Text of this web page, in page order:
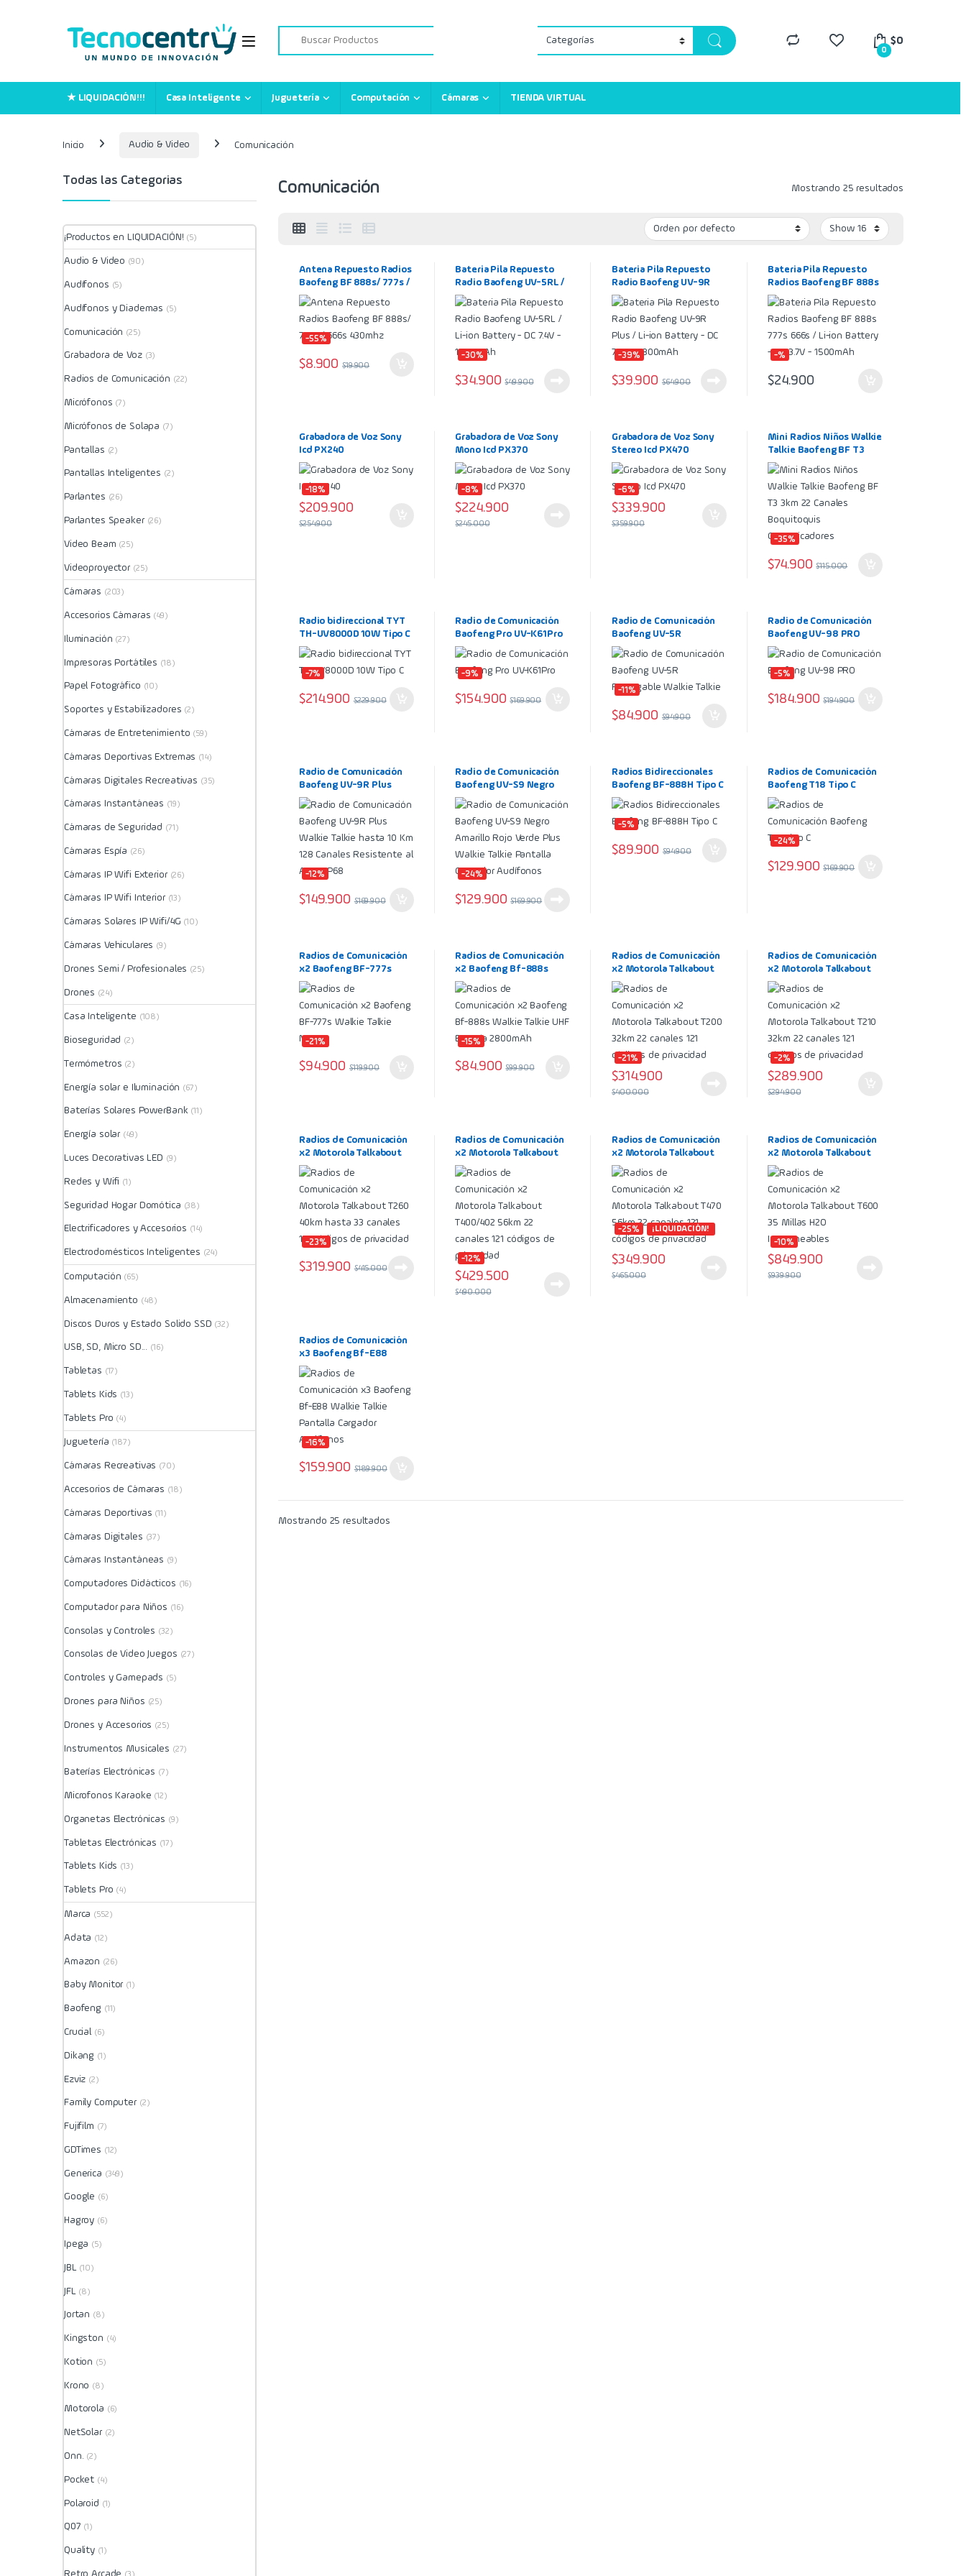
0
$0
★ LIQUIDACIÓN!!! Casa Inteligente Juguetería Computación Cámaras TIENDA VIRTUAL
Inicio Audio & Video Comunicación
Comunicación Mostrando 25 resultados
Antena Repuesto Radios
Baofeng BF 888s/ 777s /
666s 430mhz
-55%
$8.900 $19.900
Bateria Pila Repuesto
Radio Baofeng UV-5RL /
Li-ion Battery – DC 7.4V –
1800mAh
-30%
$34.900 $49.900
Bateria Pila Repuesto
Radio Baofeng UV-9R
Plus / Li-ion Battery – DC
7.4V – 2800mAh
-39%
$39.900 $64.900
Bateria Pila Repuesto
Radios Baofeng BF 888s
777s 666s / Li-ion
Battery – DC 3.7V –
1500mAh
-%
$24.900
Grabadora de Voz Sony
Icd PX240
-18%
$209.900
$254.900
Grabadora de Voz Sony
Mono Icd PX370
-8%
$224.900
$245.000
Grabadora de Voz Sony
Stereo Icd PX470
-6%
$339.900
$359.900
Mini Radios Niños Walkie
Talkie Baofeng BF T3
3km 22 Canales
Boquitoquis
Comunicadores
-35%
$74.900 $115.000
Radio bidireccional TYT
TH-UV8000D 10W Tipo C
-7%
$214.900 $229.900
Radio de Comunicación
Baofeng Pro UV-K61Pro
-9%
$154.900 $169.900
Radio de Comunicación
Baofeng UV-5R
Recargable Walkie Talkie
-11%
$84.900 $94.900
Radio de Comunicación
Baofeng UV-98 PRO
-5%
$184.900 $194.900
Radio de Comunicación
Baofeng UV-9R Plus
Walkie Talkie hasta 10
Km 128 Canales
Resistente al Agua IP68
-12%
$149.900 $169.900
Radio de Comunicación
Baofeng UV-S9 Negro
Amarillo Rojo Verde Plus
Walkie Talkie Pantalla
Cargador Audífonos
-24%
$129.900 $169.900
Radios Bidireccionales
Baofeng BF-888H Tipo C
-5%
$89.900 $94.900
Radios de Comunicación
Baofeng T18 Tipo C
-24%
$129.900 $169.900
Radios de Comunicación
x2 Baofeng BF-777s
Walkie Talkie Negro
-21%
$94.900 $119.900
Radios de Comunicación
x2 Baofeng Bf-888s
Walkie Talkie UHF
Batería 2800mAh
-15%
$84.900 $99.900
Radios de Comunicación
x2 Motorola Talkabout
T200 32km 22 canales
121 códigos de privacidad
-21%
$314.900
$400.000
Radios de Comunicación
x2 Motorola Talkabout
T210 32km 22 canales 121
códigos de privacidad
-2%
$289.900
$294.900
Radios de Comunicación
x2 Motorola Talkabout
T260 40km hasta 33
canales 121 códigos de
privacidad
-23%
$319.900 $415.000
Radios de Comunicación
x2 Motorola Talkabout
T400/402 56km 22
canales 121 códigos de
privacidad
-12%
$429.500
$490.000
Radios de Comunicación
x2 Motorola Talkabout
T470 56km 22 canales
121 códigos de privacidad
-25% ¡LIQUIDACIÓN!
$349.900
$465.000
Radios de Comunicación
x2 Motorola Talkabout
T600 35 Millas H2O
Impermeables
-10%
$849.900
$939.900
Radios de Comunicación
x3 Baofeng Bf-E88
Walkie Talkie Pantalla
Cargador Audífonos
-16%
$159.900 $189.900
Mostrando 25 resultados
Todas las Categorias
¡Productos en LIQUIDACIÓN! (5)
Audio & Video (90)
Audífonos (5)
Audífonos y Diademas (5)
Comunicación (25)
Grabadora de Voz (3)
Radios de Comunicación (22)
Micrófonos (7)
Micrófonos de Solapa (7)
Pantallas (2)
Pantallas Inteligentes (2)
Parlantes (26)
Parlantes Speaker (26)
Video Beam (25)
Videoproyector (25)
Cámaras (203)
Accesorios Cámaras (49)
Iluminación (27)
Impresoras Portátiles (18)
Papel Fotográfico (10)
Soportes y Estabilizadores (2)
Cámaras de Entretenimiento (59)
Cámaras Deportivas Extremas (14)
Cámaras Digitales Recreativas (35)
Cámaras Instantáneas (19)
Cámaras de Seguridad (71)
Cámaras Espía (26)
Cámaras IP Wifi Exterior (26)
Cámaras IP Wifi Interior (13)
Cámaras Solares IP Wifi/4G (10)
Cámaras Vehiculares (9)
Drones Semi / Profesionales (25)
Drones (24)
Casa Inteligente (108)
Bioseguridad (2)
Termómetros (2)
Energía solar e Iluminación (67)
Baterías Solares PowerBank (11)
Energía solar (49)
Luces Decorativas LED (9)
Redes y Wifi (1)
Seguridad Hogar Domótica (38)
Electrificadores y Accesorios (14)
Electrodomésticos Inteligentes (24)
Computación (65)
Almacenamiento (48)
Discos Duros y Estado Solido SSD (32)
USB, SD, Micro SD... (16)
Tabletas (17)
Tablets Kids (13)
Tablets Pro (4)
Juguetería (187)
Cámaras Recreativas (70)
Accesorios de Cámaras (18)
Cámaras Deportivas (11)
Cámaras Digitales (37)
Cámaras Instantáneas (9)
Computadores Didácticos (16)
Computador para Niños (16)
Consolas y Controles (32)
Consolas de Video Juegos (27)
Controles y Gamepads (5)
Drones para Niños (25)
Drones y Accesorios (25)
Instrumentos Musicales (27)
Baterías Electrónicas (7)
Microfonos Karaoke (12)
Organetas Electrónicas (9)
Tabletas Electrónicas (17)
Tablets Kids (13)
Tablets Pro (4)
Marca (552)
Adata (12)
Amazon (26)
Baby Monitor (1)
Baofeng (11)
Crucial (6)
Dikang (1)
Ezviz (2)
Family Computer (2)
Fujifilm (7)
GDTimes (12)
Generica (349)
Google (6)
Hagroy (6)
Ipega (5)
JBL (10)
JFL (8)
Jortan (8)
Kingston (4)
Kotion (5)
Krono (8)
Motorola (6)
NetSolar (2)
Onn. (2)
Pocket (4)
Polaroid (1)
Q07 (1)
Quality (1)
Retro Arcade